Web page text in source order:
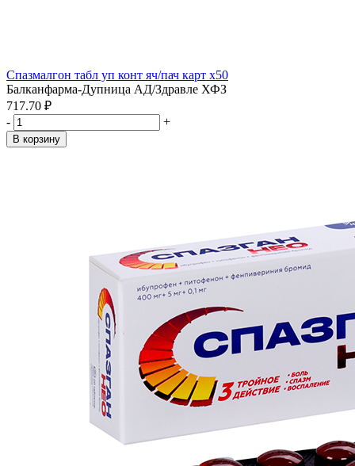
Спазмалгон табл уп конт яч/пач карт x50
Балканфарма-Дупница АД/Здравле ХФЗ
717.70 ₽
-
+
В корзину